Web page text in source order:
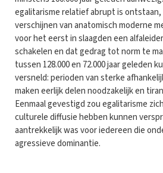
egalitarisme relatief abrupt is
verschijnen van anatomisch moderne
voor het eerst in slaagden een
schakelen en dat gedrag tot norm te
tussen 128.000 en 72.000 jaar geleden
versneld: perioden van sterke
maken eerlijk delen noodzakelijk en
Eenmaal gevestigd zou egalitarisme
culturele diffusie hebben kunnen
aantrekkelijk was voor iedereen die
agressieve dominantie.